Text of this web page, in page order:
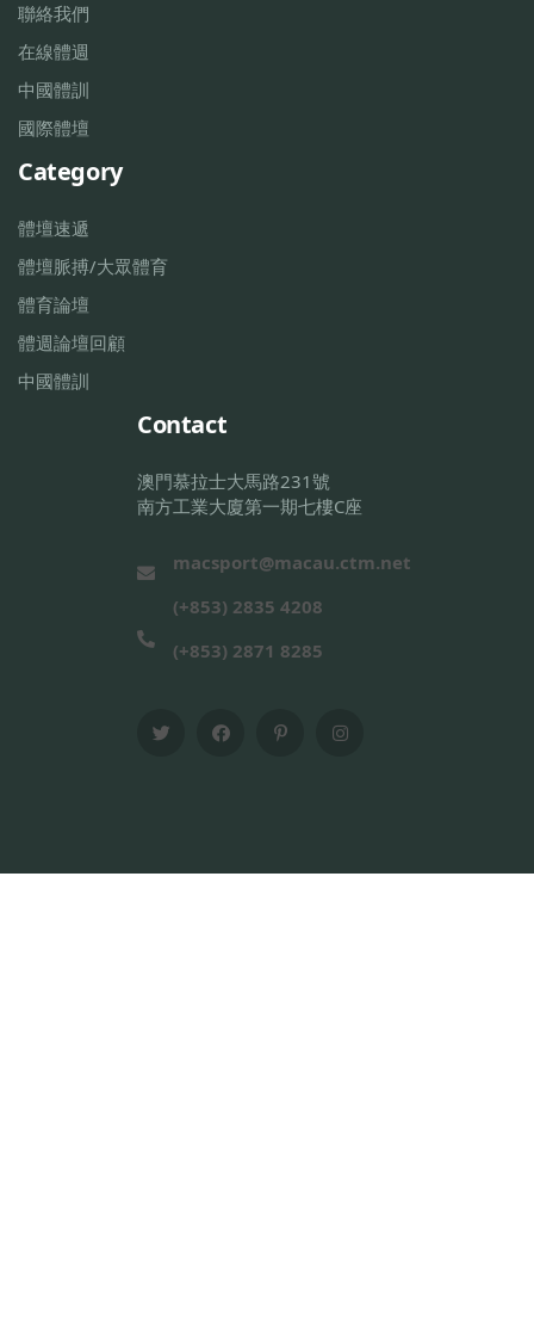
聯絡我們
在線體週
中國體訓
國際體壇
Category
體壇速遞
體壇脈搏/大眾體育
體育論壇
體週論壇回顧
中國體訓
Contact
澳門慕拉士大馬路231號
南方工業大廈第一期七樓C座
macsport@macau.ctm.net
(+853) 2835 4208
(+853) 2871 8285